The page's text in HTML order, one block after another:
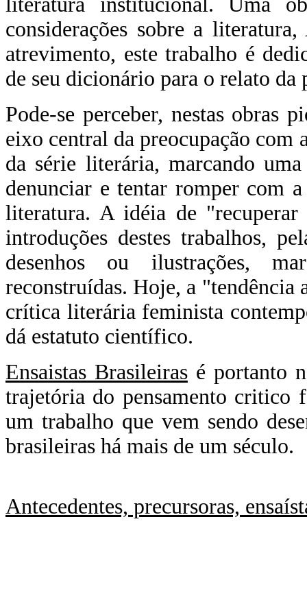
considerações sobre a
atrevimento, este trabalho é
de seu dicionário para o relato
Pode-se perceber, nestas obras
eixo central da preocupação
da série literária, marcando
denunciar e tentar romper com
literatura. A idéia de "recuperar
introduções destes trabalhos,
desenhos ou ilustrações,
reconstruídas. Hoje, a "tendência
crítica literária feminista
dá estatuto científico.
Ensaistas Brasileirasé portanto
trajetória do pensamento critico
um trabalho que vem sendo
brasileiras há mais de um século.
Antecedentes, precursoras,